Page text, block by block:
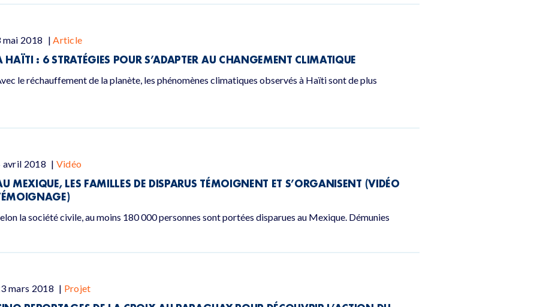
mai 2018 | Article
HAÏTI : 6 STRATÉGIES POUR S’ADAPTER AU CHANGEMENT CLIMATIQUE
le réchauffement de la planète, les phénomènes climatiques observés à Haïti sont de plus
avril 2018 | Vidéo
MEXIQUE, LES FAMILLES DE DISPARUS TÉMOIGNENT ET S’ORGANISENT (VIDÉO
la société civile, au moins 180 000 personnes sont portées disparues au Mexique. Démunies
mars 2018 | Projet